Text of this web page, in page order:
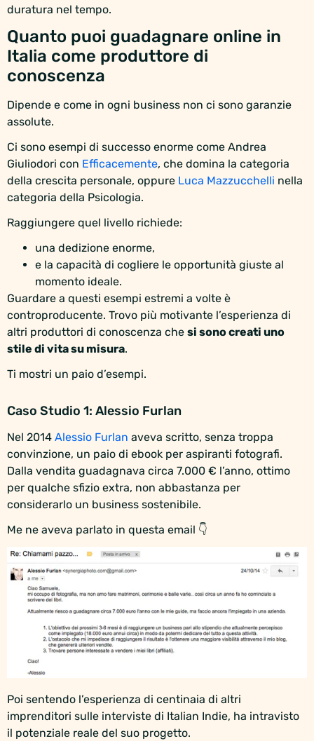
duratura nel tempo.
Quanto puoi guadagnare online in
Italia come produttore di
conoscenza
Dipende e come in ogni business non ci sono garanzie
assolute.
Ci sono esempi di successo enorme come Andrea
Giuliodori con Efficacemente, che domina la categoria
della crescita personale, oppure Luca Mazzucchelli nella
categoria della Psicologia.
Raggiungere quel livello richiede:
una dedizione enorme,
e la capacità di cogliere le opportunità giuste al
momento ideale.
Guardare a questi esempi estremi a volte è
controproducente. Trovo più motivante l’esperienza di
altri produttori di conoscenza che si sono creati uno
stile di vita su misura.
Ti mostri un paio d’esempi.
Caso Studio 1: Alessio Furlan
Nel 2014 Alessio Furlan aveva scritto, senza troppa
convinzione, un paio di ebook per aspiranti fotografi.
Dalla vendita guadagnava circa 7.000 € l’anno, ottimo
per qualche sfizio extra, non abbastanza per
considerarlo un business sostenibile.
Me ne aveva parlato in questa email 👇
Poi sentendo l’esperienza di centinaia di altri
imprenditori sulle interviste di Italian Indie, ha intravisto
il potenziale reale del suo progetto.